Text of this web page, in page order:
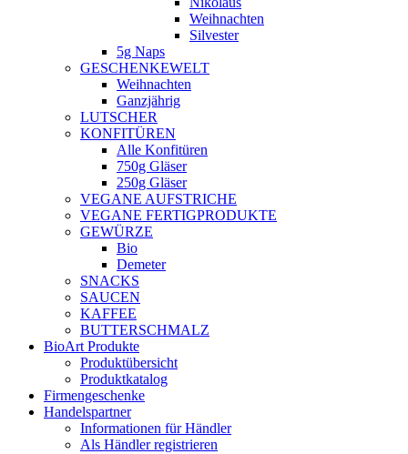
Weihnachten
Silvester
5g Naps
GESCHENKEWELT
Weihnachten
Ganzjährig
LUTSCHER
KONFITÜREN
Alle Konfitüren
750g Gläser
250g Gläser
VEGANE AUFSTRICHE
VEGANE FERTIGPRODUKTE
GEWÜRZE
Bio
Demeter
SNACKS
SAUCEN
KAFFEE
BUTTERSCHMALZ
BioArt Produkte
Produktübersicht
Produktkatalog
Firmengeschenke
Handelspartner
Informationen für Händler
Als Händler registrieren